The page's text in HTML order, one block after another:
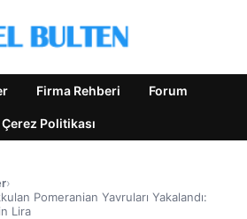
Firma Rehberi Forum
Çerez Politikası
›
Pomeranian Yavruları Yakalandı:
Lira